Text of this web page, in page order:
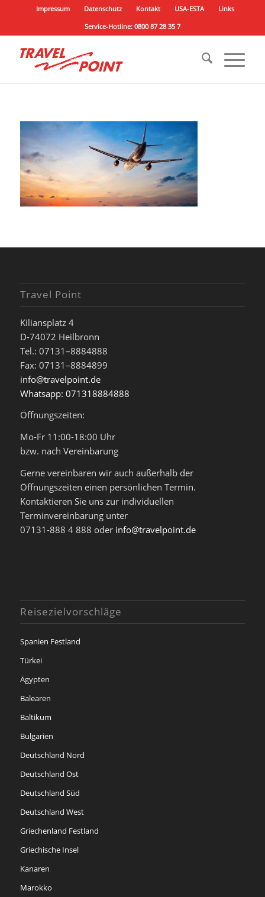
Impressum Datenschutz Kontakt USA-ESTA
Links
Service-Hotline: 0800 87 28 35 7
Travel Point
Kiliansplatz 4
D-74072 Heilbronn
Tel.: 07131–8884888
Fax: 07131–8884899
info@travelpoint.de
Whatsapp: 071318884888
Öffnungszeiten:
Mo-Fr 11:00-18:00 Uhr
bzw. nach Vereinbarung
Gerne vereinbaren wir auch außerhalb der
Öffnungszeiten einen persönlichen Termin.
Kontaktieren Sie uns zur individuellen
Terminvereinbarung unter
07131-888 4 888 oder info@travelpoint.de
Reisezielvorschläge
Spanien Festland
Türkei
Ägypten
Balearen
Baltikum
Bulgarien
Deutschland Nord
Deutschland Ost
Deutschland Süd
Deutschland West
Griechenland Festland
Griechische Insel
Kanaren
Marokko